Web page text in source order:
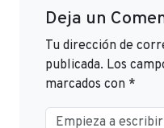
Deja un
Tu dirección de
publicada. Los
marcados con *